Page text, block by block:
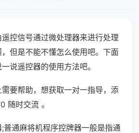
控信号通过微处理器来进行处理
但是不能不懂怎么使用吧。下面
说遥控器的使用方法吧。
要帮助，想获取一对一指导，添
随时交流 。
普通麻将机程序控牌器一般是指通